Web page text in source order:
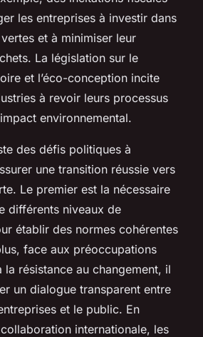
les entreprises à investir dans
et à minimiser leur
La législation sur le
et l’éco-conception incite
à revoir leurs processus
environnemental.
des défis politiques à
une transition réussie vers
Le premier est la nécessaire
différents niveaux de
établir des normes cohérentes
face aux préoccupations
la résistance au changement, il
un dialogue transparent entre
et le public. En
collaboration internationale, les